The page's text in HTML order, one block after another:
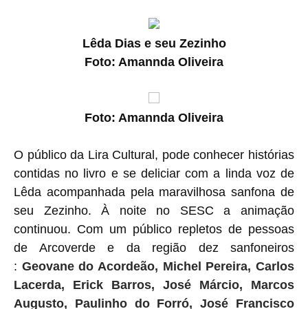
Lêda Dias e seu Zezinho
Foto: Amannda Oliveira
Foto: Amannda Oliveira
O público da Lira Cultural, pode conhecer histórias
contidas no livro e se deliciar com a linda voz de
Lêda acompanhada pela maravilhosa sanfona de
seu Zezinho. À noite no SESC a animação
continuou. Com um público repletos de pessoas
de Arcoverde e da região dez sanfoneiros
: Geovane do Acordeão, Michel Pereira, Carlos
Lacerda, Erick Barros, José Márcio, Marcos
Augusto, Paulinho do Forró, José Francisco